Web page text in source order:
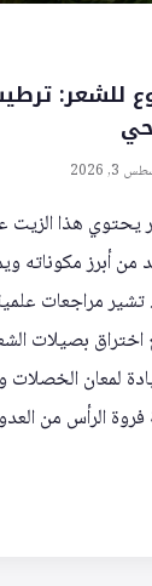
للشعر:
3, 2026
يحتوي هذا
من أبرز مكوناته
تشير مراجعات
بصيلات
لمعان الخصلات
الرأس من